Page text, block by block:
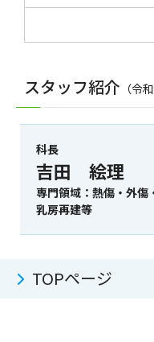
スタッフ紹介 （令
科長
吉田 絵理
専門領域：熱傷・外傷
乳房再建等
TOPページ